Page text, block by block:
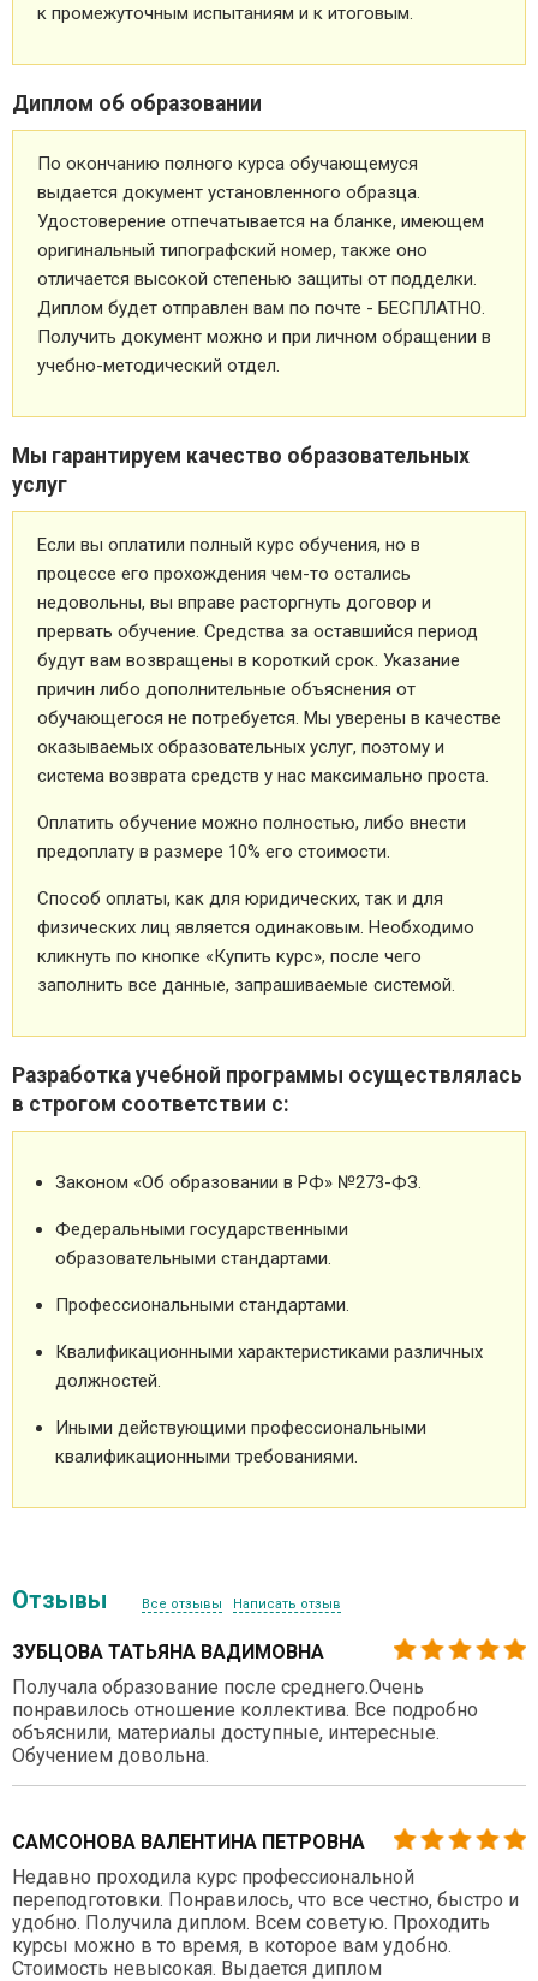
к промежуточным испытаниям и к итоговым.
Диплом об образовании
По окончанию полного курса обучающемуся
выдается документ установленного образца.
Удостоверение отпечатывается на бланке, имеющем
оригинальный типографский номер, также оно
отличается высокой степенью защиты от подделки.
Диплом будет отправлен вам по почте - БЕСПЛАТНО.
Получить документ можно и при личном обращении в
учебно-методический отдел.
Мы гарантируем качество образовательных
услуг
Если вы оплатили полный курс обучения, но в
процессе его прохождения чем-то остались
недовольны, вы вправе расторгнуть договор и
прервать обучение. Средства за оставшийся период
будут вам возвращены в короткий срок. Указание
причин либо дополнительные объяснения от
обучающегося не потребуется. Мы уверены в качестве
оказываемых образовательных услуг, поэтому и
система возврата средств у нас максимально проста.
Оплатить обучение можно полностью, либо внести
предоплату в размере 10% его стоимости.
Способ оплаты, как для юридических, так и для
физических лиц является одинаковым. Необходимо
кликнуть по кнопке «Купить курс», после чего
заполнить все данные, запрашиваемые системой.
Разработка учебной программы осуществлялась
в строгом соответствии с:
Законом «Об образовании в РФ» №273-ФЗ.
Федеральными государственными
образовательными стандартами.
Профессиональными стандартами.
Квалификационными характеристиками различных
должностей.
Иными действующими профессиональными
квалификационными требованиями.
Отзывы Все отзывы Написать отзыв
ЗУБЦОВА ТАТЬЯНА ВАДИМОВНА
Получала образование после среднего.Очень
понравилось отношение коллектива. Все подробно
объяснили, материалы доступные, интересные.
Обучением довольна.
САМСОНОВА ВАЛЕНТИНА ПЕТРОВНА
Недавно проходила курс профессиональной
переподготовки. Понравилось, что все честно, быстро и
удобно. Получила диплом. Всем советую. Проходить
курсы можно в то время, в которое вам удобно.
Стоимость невысокая. Выдается диплом